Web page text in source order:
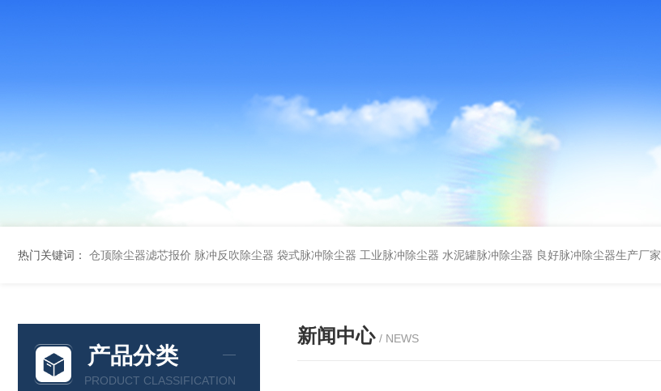
热门关键词： 仓顶除尘器滤芯报价 脉冲反吹除尘器 袋式脉冲除尘器 工业脉冲除尘器 水泥罐脉冲除尘器 良好脉冲除尘器生产厂家
产品分类
PRODUCT CLASSIFICATION
新闻中心 / NEWS